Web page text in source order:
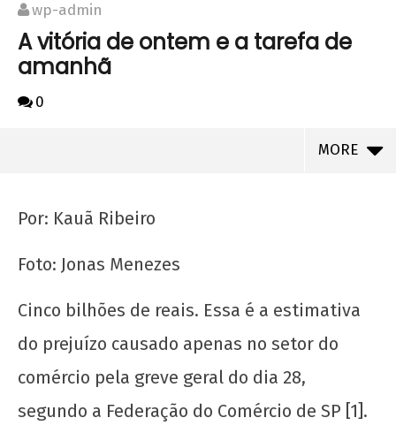
wp-admin
A vitória de ontem e a tarefa de
amanhã
0
MORE
NOW VIEWING
Por: Kauã Ribeiro
Foto: Jonas Menezes
Cinco bilhões de reais. Essa é a estimativa
do prejuízo causado apenas no setor do
comércio pela greve geral do dia 28,
segundo a Federação do Comércio de SP [1].